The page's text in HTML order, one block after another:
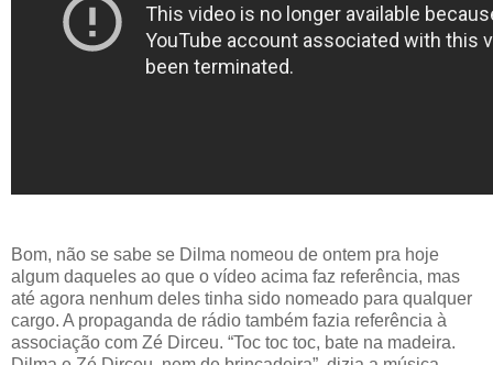
Bom, não se sabe se Dilma nomeou de ontem pra hoje
algum daqueles ao que o vídeo acima faz referência, mas
até agora nenhum deles tinha sido nomeado para qualquer
cargo. A propaganda de rádio também fazia referência à
associação com Zé Dirceu. “Toc toc toc, bate na madeira.